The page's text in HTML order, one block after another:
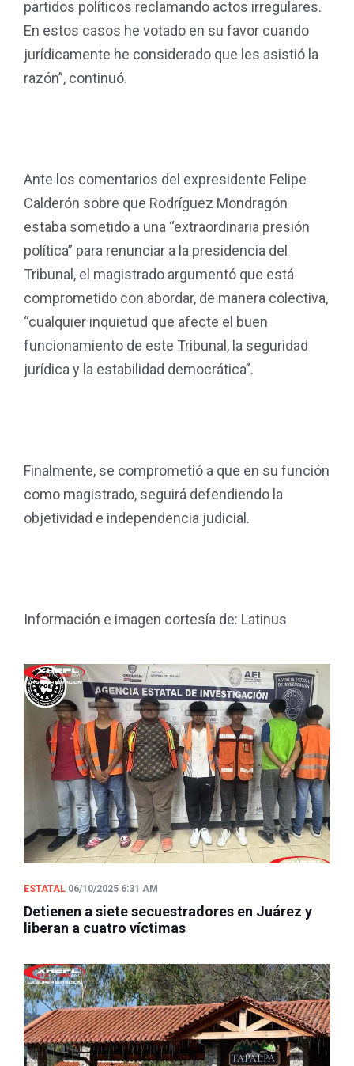
partidos políticos reclamando actos irregulares.
En estos casos he votado en su favor cuando
jurídicamente he considerado que les asistió la
razón”, continuó.
Ante los comentarios del expresidente Felipe
Calderón sobre que Rodríguez Mondragón
estaba sometido a una “extraordinaria presión
política” para renunciar a la presidencia del
Tribunal, el magistrado argumentó que está
comprometido con abordar, de manera colectiva,
“cualquier inquietud que afecte el buen
funcionamiento de este Tribunal, la seguridad
jurídica y la estabilidad democrática”.
Finalmente, se comprometió a que en su función
como magistrado, seguirá defendiendo la
objetividad e independencia judicial.
Información e imagen cortesía de: Latinus
ESTATAL 06/10/2025 6:31 AM
Detienen a siete secuestradores en Juárez y
liberan a cuatro víctimas